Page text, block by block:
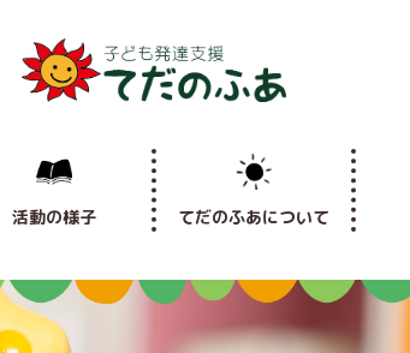
活動の様子 てだのふあについて